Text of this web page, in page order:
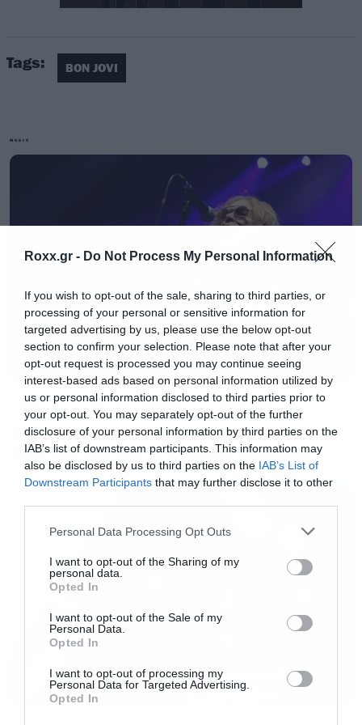
Roxx.gr - Do Not Process My Personal Information
If you wish to opt-out of the sale, sharing to third parties, or
processing of your personal or sensitive information for
targeted advertising by us, please use the below opt-out
section to confirm your selection. Please note that after your
opt-out request is processed you may continue seeing
interest-based ads based on personal information utilized by
us or personal information disclosed to third parties prior to
your opt-out. You may separately opt-out of the further
disclosure of your personal information by third parties on the
IAB’s list of downstream participants. This information may
also be disclosed by us to third parties on the IAB’s List of
Downstream Participants that may further disclose it to other
Please note that this website/app uses one or more Google
not limited to your visit or usage behaviour. You may click to
grant or deny consent to Google and its third-party tags to
use your data for below specified purposes in below Google
consent section.
Personal Data Processing Opt Outs
I want to opt-out of the Sharing of my
personal data.
Opted In
I want to opt-out of the Sale of my
Personal Data.
Opted In
I want to opt-out of processing my
Personal Data for Targeted Advertising.
Opted In
Ο Alec John Such συμμετείχε σε όλες τις
του ’80 και το τελευταίο άλμπουμ που
ήταν το Keep the Faith. Στα χρόνια που
ακολούθησαν είχε κάνει guest σε δουλειές τους
και είχαν διατηρήσει καλή σχέση. To 2018
μπήκε μαζί με τους υπόλοιπους στο Rock and
Roll Hall of Fame.
Tags: BON JOVI
MUSIC
Music
Ο Glenn Hughes αποσύρθηκε
από τις ζωντανές εμφανίσεις